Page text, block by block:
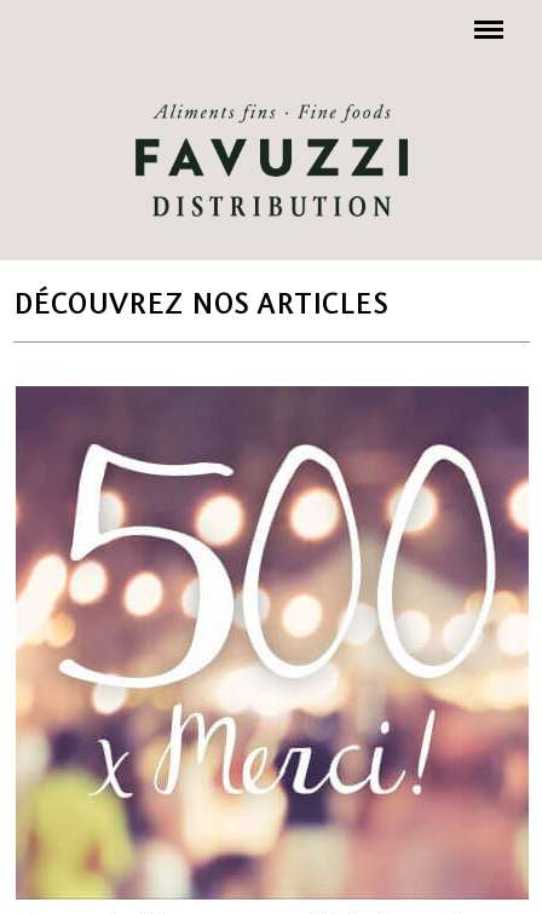
Menu
DÉCOUVREZ NOS ARTICLES